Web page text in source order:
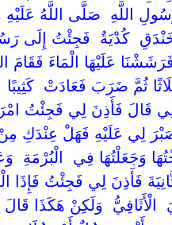
اللَّهِ ‏ ‏صَلَّى اللَّهُ عَلَيْهِ
‏كُدْيَةٌ ‏ ‏فَجِئْتُ إِلَى
عَلَيْهَا الْمَاءَ فَقَامَ
ثُمَّ ضَرَبَ فَعَادَتْ
لِي قَالَ فَأَذِنَ لِي فَجِئْتُ
صَبْرَ لِي عَلَيْهِ فَهَلْ
وَجَعَلْتُهَا فِي
فَأَذِنَ لِي فَجِئْتُ فَإِذَا
‏الْأَثَافِيُّ ‏ ‏وَلَكِنْ هَكَذَا